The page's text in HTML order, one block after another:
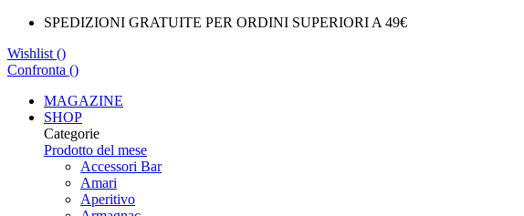
SPEDIZIONI GRATUITE PER ORDINI SUPERIORI A 49€
Wishlist ()
Confronta ()
MAGAZINE
SHOP
Categorie
Prodotto del mese
Accessori Bar
Amari
Aperitivo